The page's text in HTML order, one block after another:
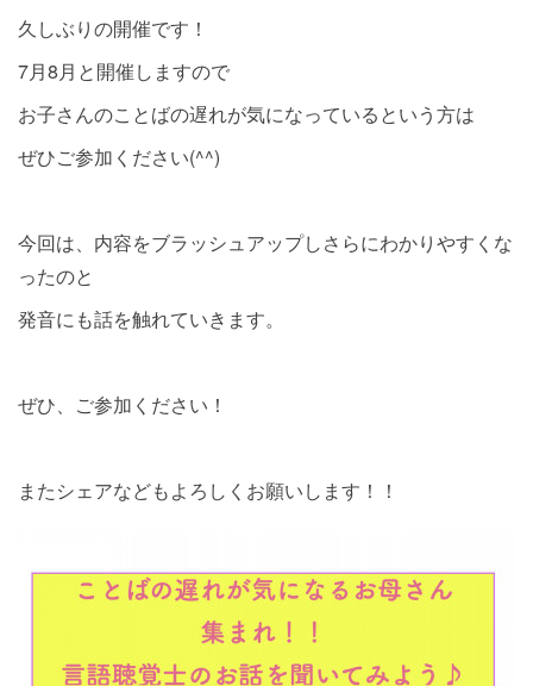
久しぶりの開催です！
7月8月と開催しますので
お子さんのことばの遅れが気になっているという方は
ぜひご参加ください(^^)
今回は、内容をブラッシュアップしさらにわかりやすくな
ったのと
発音にも話を触れていきます。
ぜひ、ご参加ください！
またシェアなどもよろしくお願いします！！